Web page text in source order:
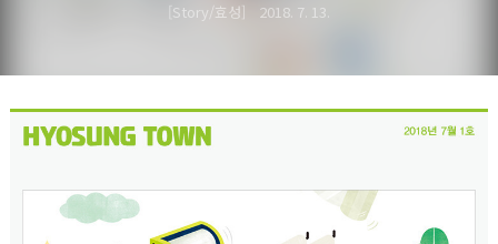
Story/효성 2018. 7. 13.